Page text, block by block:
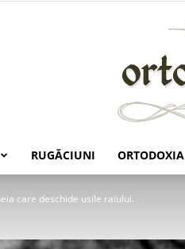
RUGĂCIUNI ORTODOXIA
care deschide usile raiului.